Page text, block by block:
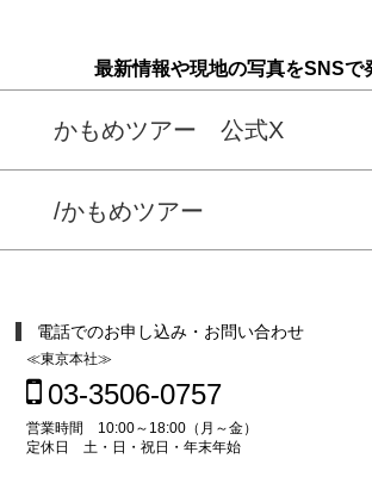
最新情報や現地の写真をSNSで
かもめツアー 公式X
/かもめツアー
電話でのお申し込み・お問い合わせ
≪東京本社≫
03-3506-0757
営業時間 10:00～18:00（月～金）
定休日 土・日・祝日・年末年始